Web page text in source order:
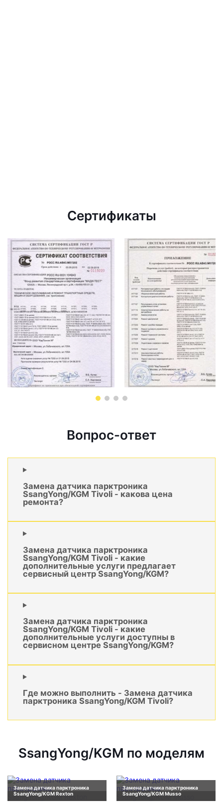
Сертификаты
Вопрос-ответ
Замена датчика парктроника
SsangYong/KGM Tivoli - какова цена
ремонта?
Замена датчика парктроника
SsangYong/KGM Tivoli - какие
дополнительные услуги предлагает
сервисный центр SsangYong/KGM?
Замена датчика парктроника
SsangYong/KGM Tivoli - какие
дополнительные услуги доступны в
сервисном центре SsangYong/KGM?
Где можно выполнить - Замена датчика
парктроника SsangYong/KGM Tivoli?
SsangYong/KGM по моделям
Замена датчика парктроника
SsangYong/KGM Rexton
Замена датчика парктроника
SsangYong/KGM Musso